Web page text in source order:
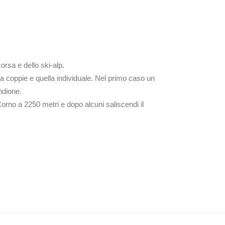
e dello ski-alp.
coppie e quella individuale. Nel primo caso un
a 2250 metri e dopo alcuni saliscendi il